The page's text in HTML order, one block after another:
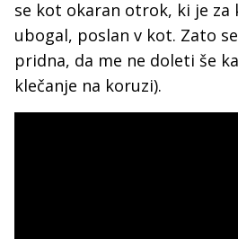
se kot okaran otrok, ki je za
ubogal, poslan v kot. Zato
pridna, da me ne doleti še
klečanje na koruzi).